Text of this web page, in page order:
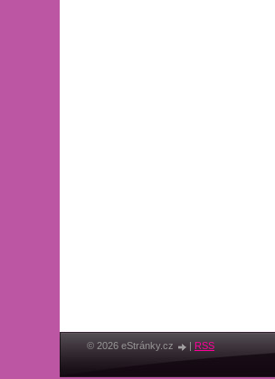
© 2026 eStránky.cz RSS